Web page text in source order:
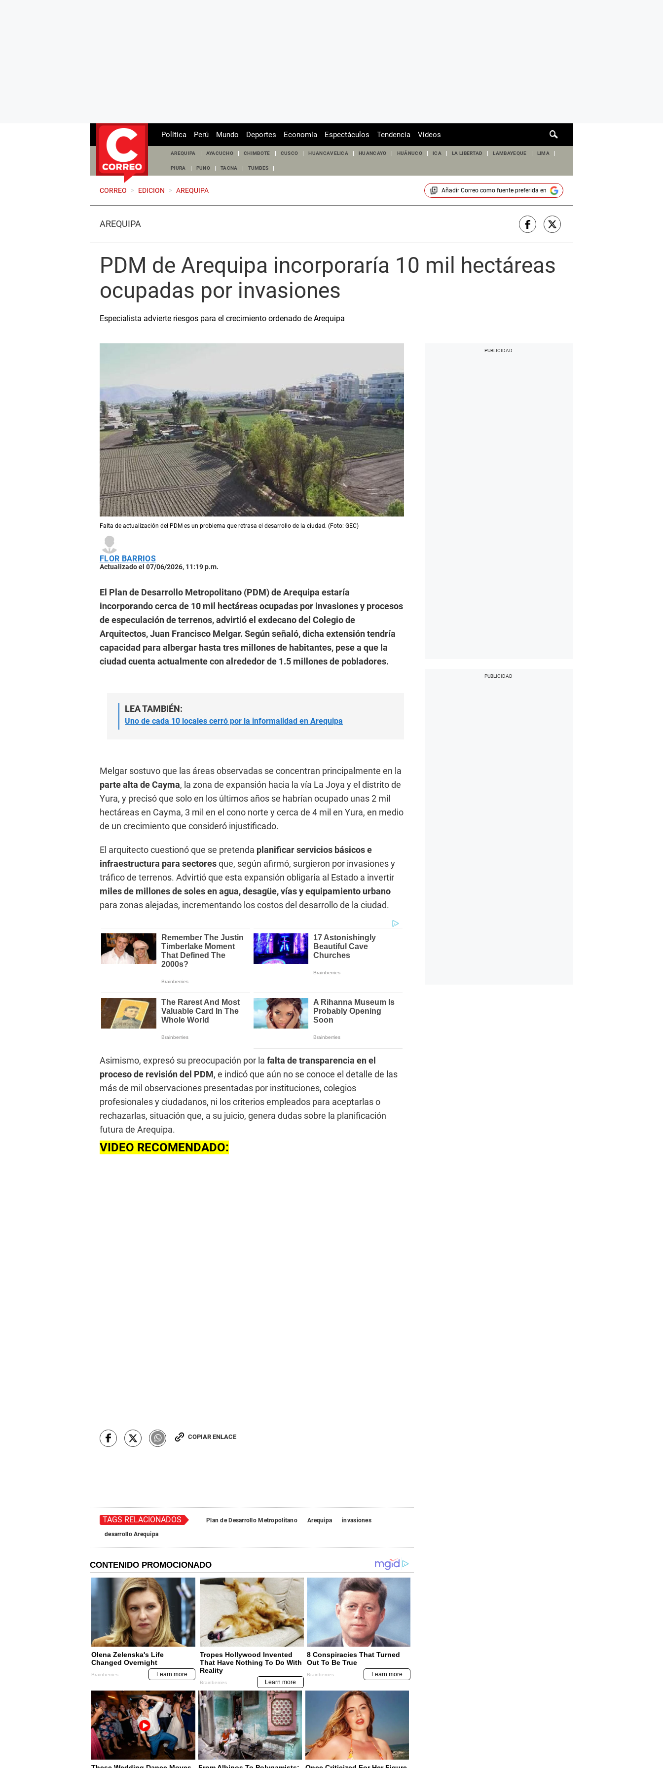
de
Política Perú Mundo Deportes Economía Espectáculos Tendencia Videos
AREQUIPA AYACUCHO CHIMBOTE CUSCO HUANCAVELICA HUANCAYO HUÁNUCO ICA LA LIBERTAD LAMBAYEQUE LIMA
PIURA PUNO TACNA TUMBES
CORREO > EDICION > AREQUIPA Añadir Correocomo fuente preferida en
AREQUIPA
PDM de Arequipa incorporaría 10 mil hectáreas
ocupadas por invasiones
Especialista advierte riesgos para el crecimiento ordenado de Arequipa
Falta de actualización del PDM es un problema que retrasa el desarrollo de la ciudad. (Foto: GEC)
FLOR BARRIOS
Actualizado el 07/06/2026, 11:19 p.m.
El Plan de Desarrollo Metropolitano (PDM) de Arequipa estaría
incorporando cerca de 10 mil hectáreas ocupadas por invasiones y procesos
de especulación de terrenos, advirtió el exdecano del Colegio de
Arquitectos, Juan Francisco Melgar. Según señaló, dicha extensión tendría
capacidad para albergar hasta tres millones de habitantes, pese a que la
ciudad cuenta actualmente con alrededor de 1.5 millones de pobladores.
LEA TAMBIÉN:
Uno de cada 10 locales cerró por la informalidad en Arequipa
Melgar sostuvo que las áreas observadas se concentran principalmente en la
parte alta de Cayma, la zona de expansión hacia la vía La Joya y el distrito de
Yura, y precisó que solo en los últimos años se habrían ocupado unas 2 mil
hectáreas en Cayma, 3 mil en el cono norte y cerca de 4 mil en Yura, en medio
de un crecimiento que consideró injustificado.
El arquitecto cuestionó que se pretenda planificar servicios básicos e
infraestructura para sectoresque, según afirmó, surgieron por invasiones y
tráfico de terrenos. Advirtió que esta expansión obligaría al Estado a invertir
miles de millones de soles en agua, desagüe, vías y equipamiento urbano
para zonas alejadas, incrementando los costos del desarrollo de la ciudad.
Asimismo, expresó su preocupación por la falta de transparencia en el
proceso de revisión del PDM, e indicó que aún no se conoce el detalle de las
más de mil observaciones presentadas por instituciones, colegios
profesionales y ciudadanos, ni los criterios empleados para aceptarlas o
rechazarlas, situación que, a su juicio, genera dudas sobre la planificación
futura de Arequipa.
VIDEO RECOMENDADO:
COPIAR ENLACE
TAGS RELACIONADOS Plan de Desarrollo Metropolitano Arequipa
invasiones
desarrollo Arequipa